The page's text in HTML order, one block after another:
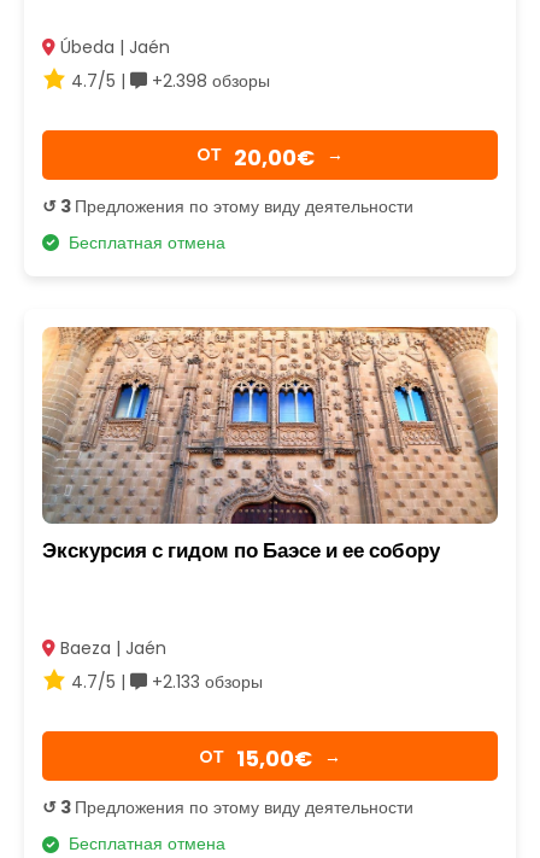
Úbeda | Jaén
4.7/5 |
+2.398 обзоры
OТ 20,00€ →
↺ 3 Предложения по этому виду деятельности
Бесплатная отмена
Экскурсия с гидом по Баэсе и ее собору
Baeza | Jaén
4.7/5 |
+2.133 обзоры
OТ 15,00€ →
↺ 3 Предложения по этому виду деятельности
Бесплатная отмена